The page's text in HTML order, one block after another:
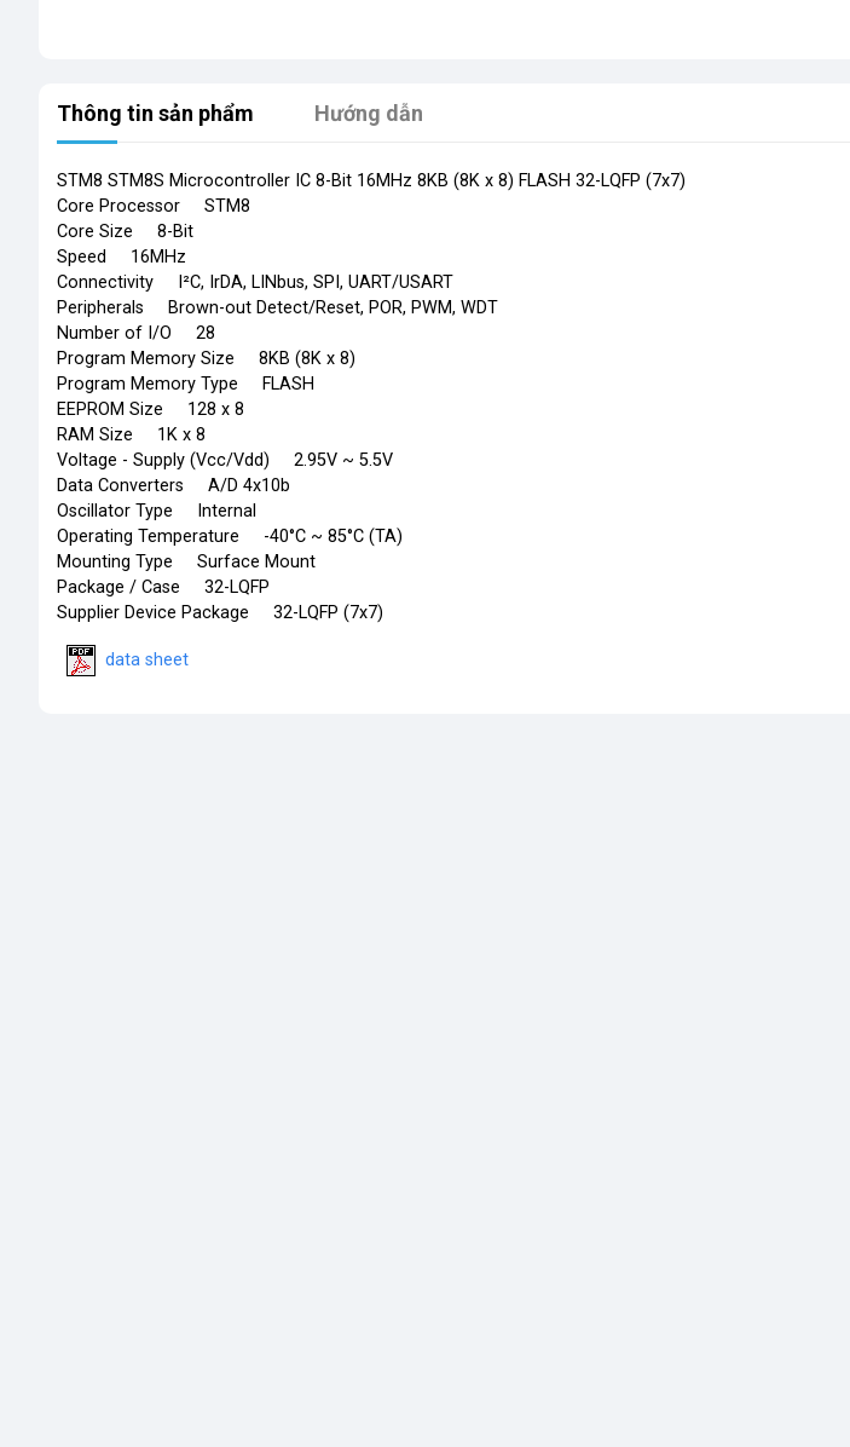
Thông tin sản phẩm Hướng dẫn
STM8 STM8S Microcontroller IC 8-Bit 16MHz 8KB (8K x 8) FLASH 32-LQFP (7x7)
Core Processor STM8
Core Size 8-Bit
Speed 16MHz
Connectivity I²C, IrDA, LINbus, SPI, UART/USART
Peripherals Brown-out Detect/Reset, POR, PWM, WDT
Number of I/O 28
Program Memory Size 8KB (8K x 8)
Program Memory Type FLASH
EEPROM Size 128 x 8
RAM Size 1K x 8
Voltage - Supply (Vcc/Vdd) 2.95V ~ 5.5V
Data Converters A/D 4x10b
Oscillator Type Internal
Operating Temperature -40°C ~ 85°C (TA)
Mounting Type Surface Mount
Package / Case 32-LQFP
Supplier Device Package 32-LQFP (7x7)
data sheet